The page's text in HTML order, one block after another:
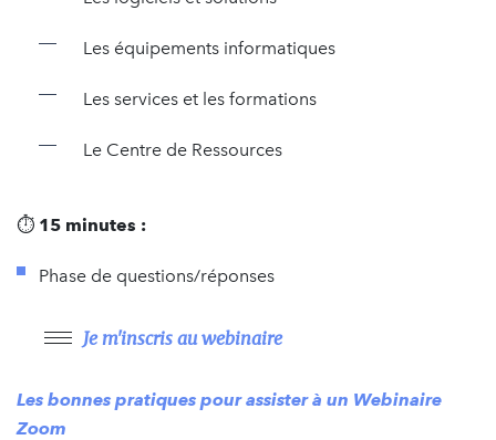
Les équipements informatiques
Les services et les formations
Le Centre de Ressources
⏱ 15 minutes :
Phase de questions/réponses
Je m'inscris au webinaire
Les bonnes pratiques pour assister à un Webinaire
Zoom